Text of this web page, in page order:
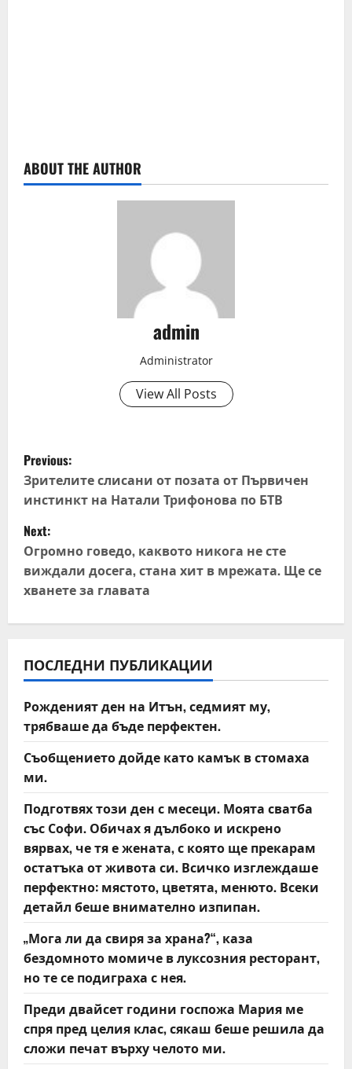
ABOUT THE AUTHOR
admin
Administrator
View All Posts
P
o
s
t
n
a
v
i
g
a
t
i
o
n
Previous:
Зрителите слисани от позата от Първичен
инстинкт на Натали Трифонова по БТВ
Next:
Огромно говедо, каквото никога не сте
виждали досега, стана хит в мрежата. Ще се
хванете за главата
ПОСЛЕДНИ ПУБЛИКАЦИИ
Рожденият ден на Итън, седмият му,
трябваше да бъде перфектен.
Съобщението дойде като камък в стомаха
ми.
Подготвях този ден с месеци. Моята сватба
със Софи. Обичах я дълбоко и искрено
вярвах, че тя е жената, с която ще прекарам
остатъка от живота си. Всичко изглеждаше
перфектно: мястото, цветята, менюто. Всеки
детайл беше внимателно изпипан.
„Мога ли да свиря за храна?“, каза
бездомното момиче в луксозния ресторант,
но те се подиграха с нея.
Преди двайсет години госпожа Мария ме
спря пред целия клас, сякаш беше решила да
сложи печат върху челото ми.